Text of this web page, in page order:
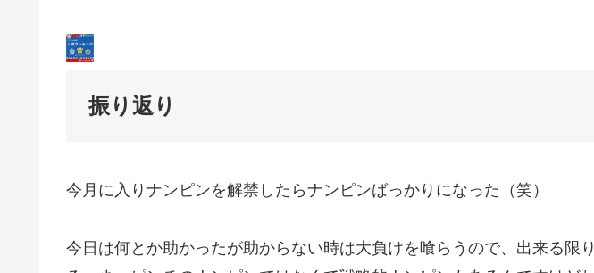
振り返り
今月に入りナンピンを解禁したらナンピンばっかりになった（笑）
今日は何とか助かったが助からない時は大負けを喰らうので、出来る限